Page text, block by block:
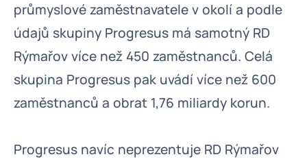
průmyslové zaměstnavatele v okolí a podle
údajů skupiny Progresus má samotný RD
Rýmařov více než 450 zaměstnanců. Celá
skupina Progresus pak uvádí více než 600
zaměstnanců a obrat 1,76 miliardy korun.
Progresus navíc neprezentuje RD Rýmařov